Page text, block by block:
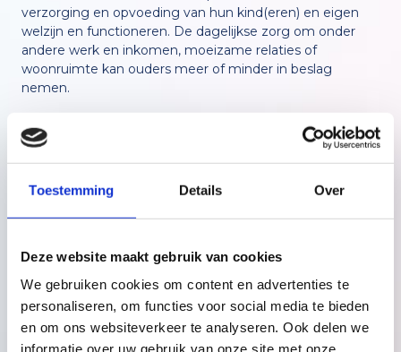
Toestemming Details Over
Deze website maakt gebruik van cookies
We gebruiken cookies om content en advertenties te
personaliseren, om functies voor social media te bieden
en om ons websiteverkeer te analyseren. Ook delen we
informatie over uw gebruik van onze site met onze
verzorging en opvoeding van hun kind(eren) en eigen
welzijn en functioneren. De dagelijkse zorg om onder
andere werk en inkomen, moeizame relaties of
woonruimte kan ouders meer of minder in beslag
nemen.
Dit hoeft niet te betekenen dat er daadwerkelijk
problemen optreden in de verzorging en opvoeding van
ouders onvoldoende vaardigheden hebben om de
verbaal geweld, in het onvoldoende stimuleren van de
kinderen en in het onvoldoende tot stand komen van
een positieve gehechtheidsrelatie (bron NJI).